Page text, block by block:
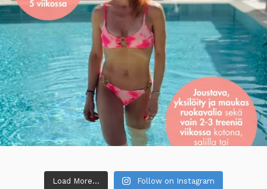
Load More... Follow on Instagram